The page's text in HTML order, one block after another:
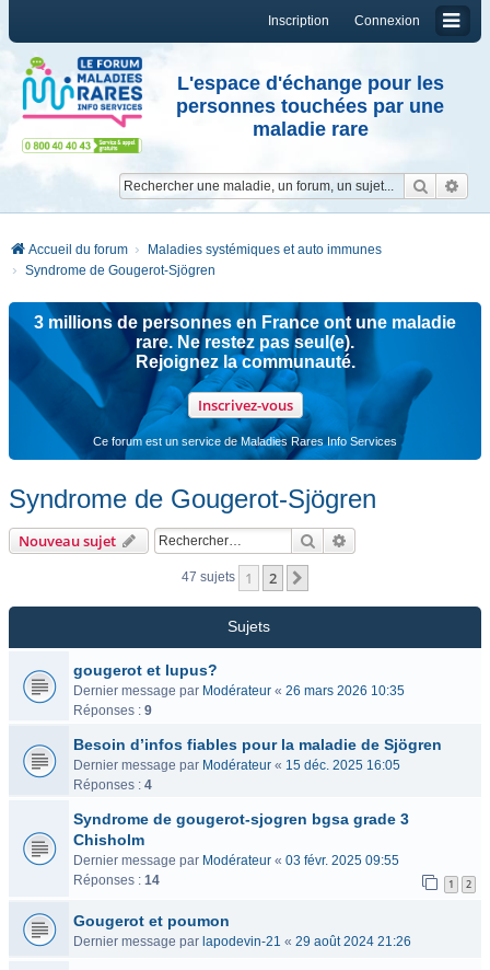
Connexion
Inscription
L'espace d'échange pour les
personnes touchées par une
maladie rare
Accueil du forum
Maladies systémiques et auto immunes
Syndrome de Gougerot-Sjögren
3 millions de personnes en France ont une maladie
rare. Ne restez pas seul(e).
Rejoignez la communauté.
Inscrivez-vous
Ce forum est un service de Maladies Rares Info Services
Syndrome de Gougerot-Sjögren
Nouveau sujet Rechercher
47 sujets 1 2
Sujets
gougerot et lupus?
Dernier message par Modérateur « 26 mars 2026 10:35
Réponses : 9
Besoin d’infos fiables pour la maladie de Sjögren
Dernier message par Modérateur « 15 déc. 2025 16:05
Réponses : 4
Syndrome de gougerot-sjogren bgsa grade 3
Chisholm
Dernier message par Modérateur « 03 févr. 2025 09:55
Réponses : 14 1 2
Gougerot et poumon
Dernier message par lapodevin-21 « 29 août 2024 21:26